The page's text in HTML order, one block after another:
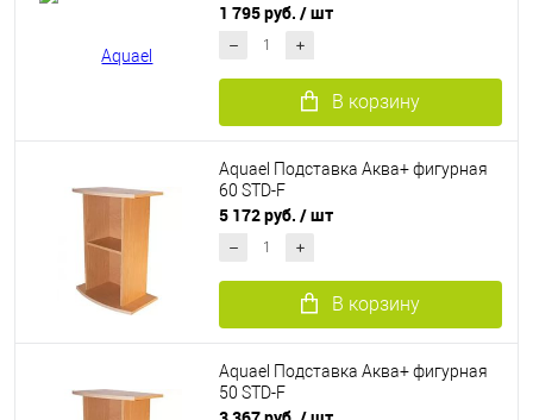
1 795 руб. / шт
В корзину
Aquael Подставка Аква+ фигурная
60 STD-F
5 172 руб. / шт
В корзину
Aquael Подставка Аква+ фигурная
50 STD-F